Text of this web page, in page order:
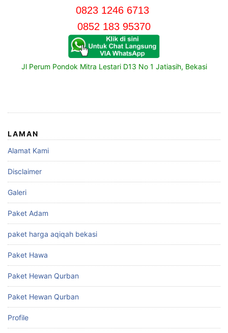
0823 1246 6713
0852 183 95370
Jl Perum Pondok Mitra Lestari D13 No 1 Jatiasih, Bekasi
LAMAN
Alamat Kami
Disclaimer
Galeri
Paket Adam
paket harga aqiqah bekasi
Paket Hawa
Paket Hewan Qurban
Paket Hewan Qurban
Profile